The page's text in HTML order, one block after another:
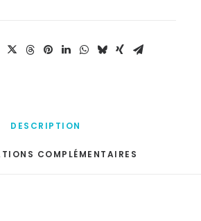
DESCRIPTION
COMPLÉMENTAIRES